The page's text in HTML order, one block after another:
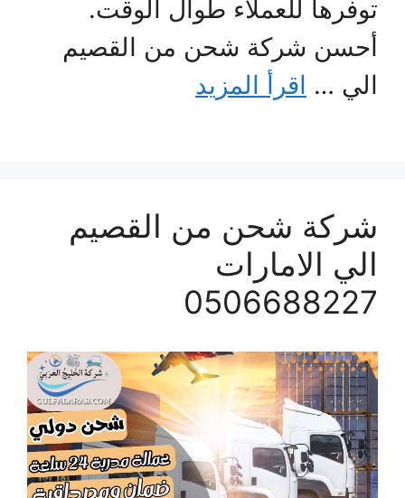
توفرها للعملاء طوال الوقت.
أحسن شركة شحن من القصيم
الي … اقرأ المزيد
شركة شحن من القصيم
الي الامارات
0506688227